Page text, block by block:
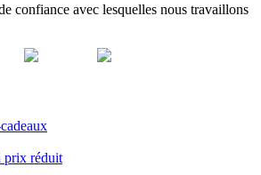
confiance avec lesquelles nous travaillons
prix réduit